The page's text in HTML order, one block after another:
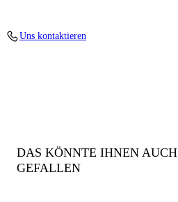
Uns kontaktieren
DAS KÖNNTE IHNEN AUCH
GEFALLEN